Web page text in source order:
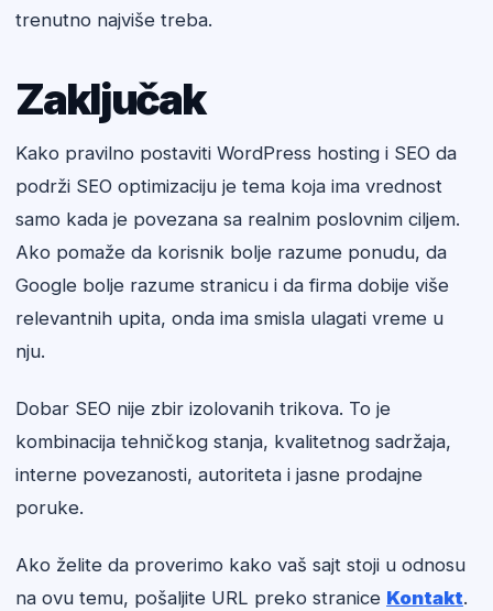
trenutno najviše treba.
Zaključak
Kako pravilno postaviti WordPress hosting i SEO da
podrži SEO optimizaciju je tema koja ima vrednost
samo kada je povezana sa realnim poslovnim ciljem.
Ako pomaže da korisnik bolje razume ponudu, da
Google bolje razume stranicu i da firma dobije više
relevantnih upita, onda ima smisla ulagati vreme u
nju.
Dobar SEO nije zbir izolovanih trikova. To je
kombinacija tehničkog stanja, kvalitetnog sadržaja,
interne povezanosti, autoriteta i jasne prodajne
poruke.
Ako želite da proverimo kako vaš sajt stoji u odnosu
na ovu temu, pošaljite URL preko stranice Kontakt.